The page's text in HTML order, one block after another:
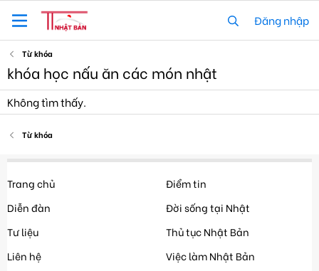
Đăng nhập
Từ khóa
khóa học nấu ăn các món nhật
Không tìm thấy.
Từ khóa
Trang chủ
Diễn đàn
Tư liệu
Liên hệ
Điểm tin
Đời sống tại Nhật
Thủ tục Nhật Bản
Việc làm Nhật Bản